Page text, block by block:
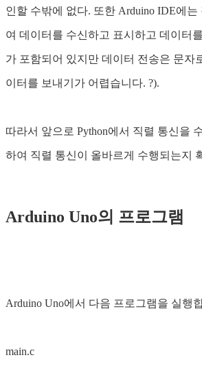
인할 수밖에 없다. 또한 Arduino IDE에
여 데이터를 수신하고 표시하고 데이터
가 포함되어 있지만 데이터 전송은 문자
이터를 보내기가 어렵습니다. ?).
따라서 앞으로 Python에서 직렬 통신을
하여 직렬 통신이 올바르게 수행되는지
Arduino Uno의 프로그램
Arduino Uno에서 다음 프로그램을 실행
main.c